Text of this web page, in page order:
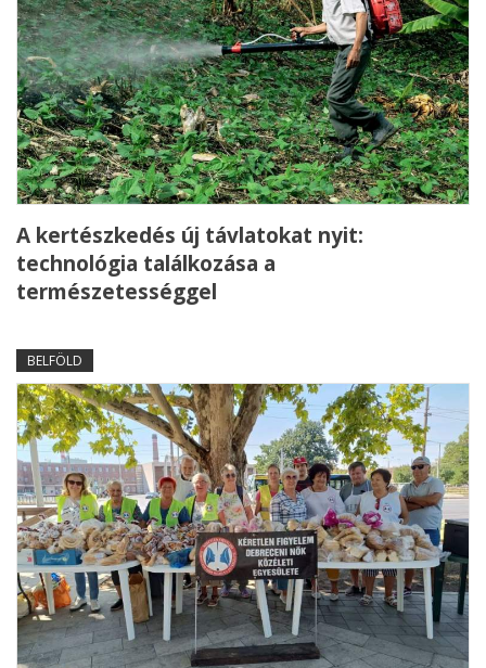
A kertészkedés új távlatokat nyit:
technológia találkozása a
természetességgel
BELFÖLD